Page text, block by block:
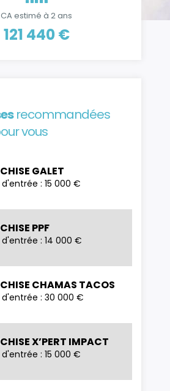
CA estimé à 2 ans
121 440 €
recommandées
vous
GALET
: 15 000 €
PPF
: 14 000 €
CHAMAS TACOS
: 30 000 €
X’PERT IMPACT
: 15 000 €